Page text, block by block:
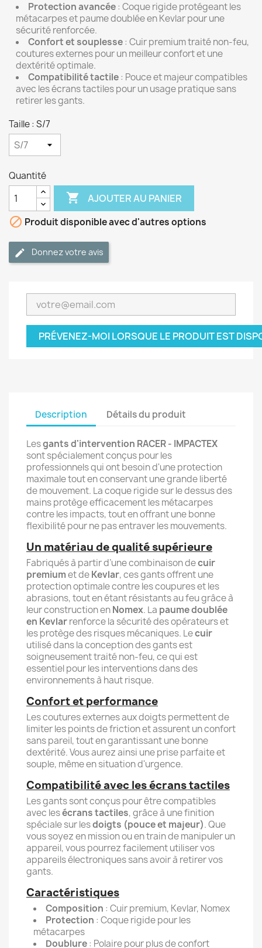
Protection avancée: Coque rigide protégeant les
métacarpes et paume doublée en Kevlar pour une
sécurité renforcée.
Confort et souplesse: Cuir premium traité non-feu,
coutures externes pour un meilleur confort et une
dextérité optimale.
Compatibilité tactile: Pouce et majeur compatibles
avec les écrans tactiles pour un usage pratique sans
retirer les gants.
Taille : S/7
Quantité
 AJOUTER AU PANIER
 Produit disponible avec d'autres options
Donnez votre avis
PRÉVENEZ-MOI LORSQUE LE PRODUIT EST
Description Détails du produit
Lesgants d'intervention RACER - IMPACTEX
sont spécialement conçus pour les
professionnels qui ont besoin d'une protection
maximale tout en conservant une grande liberté
de mouvement. La coque rigide sur le dessus des
mains protège efficacement les métacarpes
contre les impacts, tout en offrant une bonne
flexibilité pour ne pas entraver les mouvements.
Un matériau de qualité supérieure
Fabriqués à partir d’une combinaison decuir
premiumet deKevlar, ces gants offrent une
protection optimale contre les coupures et les
abrasions, tout en étant résistants au feu grâce à
leur construction enNomex. La paume doublée
en Kevlarrenforce la sécurité des opérateurs et
les protège des risques mécaniques. Lecuir
utilisé dans la conception des gants est
soigneusement traité non-feu, ce qui est
essentiel pour les interventions dans des
environnements à haut risque.
Confort et performance
Les coutures externes aux doigts permettent de
limiter les points de friction et assurent un confort
sans pareil, tout en garantissant une bonne
dextérité. Vous aurez ainsi une prise parfaite et
souple, même en situation d'urgence.
Compatibilité avec les écrans tactiles
Les gants sont conçus pour être compatibles
avec lesécrans tactiles, grâce à une finition
spéciale sur lesdoigts (pouce et majeur). Que
vous soyez en mission ou en train de manipuler un
appareil, vous pourrez facilement utiliser vos
appareils électroniques sans avoir à retirer vos
gants.
Caractéristiques
Composition : Cuir premium, Kevlar, Nomex
Protection : Coque rigide pour les
métacarpes
Doublure: Polaire pour plus de confort